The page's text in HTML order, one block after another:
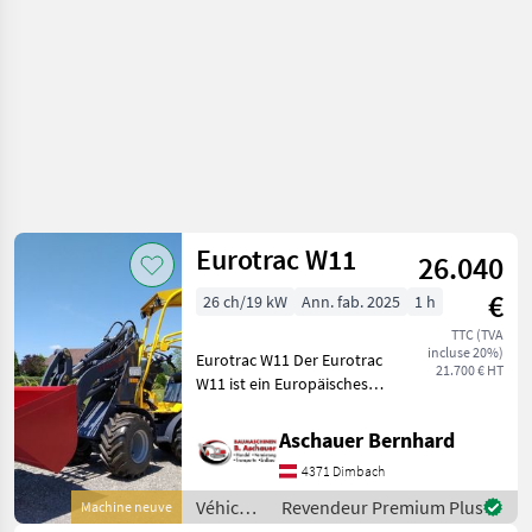
Machine neuve
Eurotrac W11
26.040
€
TTC (TVA
incluse 20%)
21.700 € HT
26 ch/19 kW Ann. fab. 2025 1 h
Eurotrac W11 Der Eurotrac
W11 ist ein Europäisches
kleinste seiner Baureihe.
Aufgrund seiner
kompakten Bauweise ist
der Eurotrac W11 Hoflad
Aschauer Bernhard
4371 Dimbach
Véhicules
Revendeur Premium Plus